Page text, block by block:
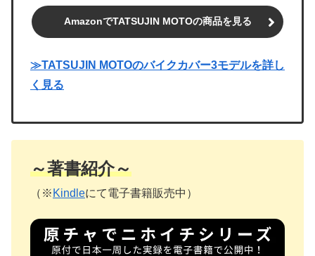
AmazonでTATSUJIN MOTOの商品を見る
≫TATSUJIN MOTOのバイクカバー3モデルを詳し
く見る
～著書紹介～
（※ Kindleにて電子書籍販売中）